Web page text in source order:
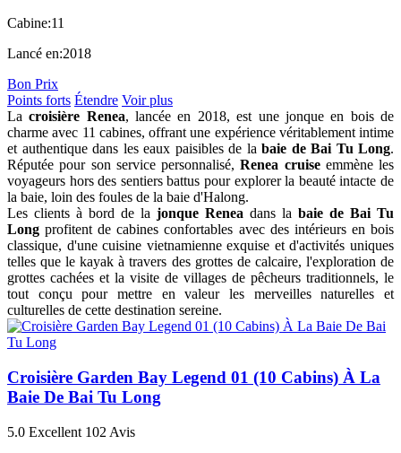
Cabine:11
Lancé en:2018
Bon Prix
Points forts Étendre Voir plus
Lacroisière Renea, lancée en 2018, est une jonque en bois de
charme avec 11 cabines, offrant une expérience véritablement intime
et authentique dans les eaux paisibles de la baie de Bai Tu Long.
Réputée pour son service personnalisé,Renea cruiseemmène les
voyageurs hors des sentiers battus pour explorer la beauté intacte de
la baie, loin des foules de la baie d'Halong.
Les clients à bord de la jonque Renea dans la baie de Bai Tu
Long profitent de cabines confortables avec des intérieurs en bois
classique, d'une cuisine vietnamienne exquise et d'activités uniques
telles que le kayak à travers des grottes de calcaire, l'exploration de
grottes cachées et la visite de villages de pêcheurs traditionnels, le
tout conçu pour mettre en valeur les merveilles naturelles et
culturelles de cette destination sereine.
Croisière Garden Bay Legend 01 (10 Cabins) À La
Baie De Bai Tu Long
5.0 Excellent 102 Avis